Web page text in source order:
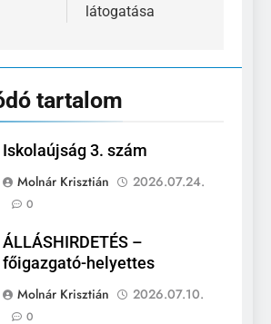
látogatása
tartalom
Iskolaújság 3. szám
Molnár Krisztián
2026.07.24.
0
ÁLLÁSHIRDETÉS –
főigazgató-helyettes
Molnár Krisztián
2026.07.10.
0